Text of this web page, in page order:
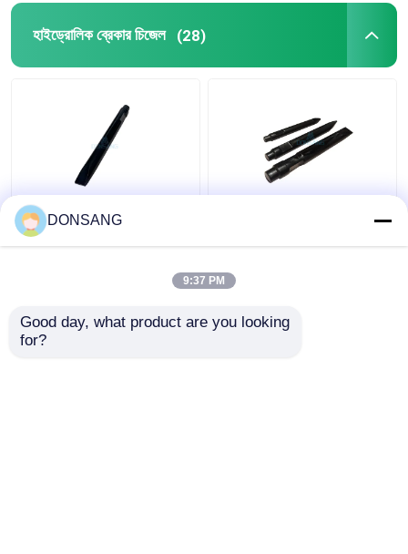
হাইড্রোলিক ব্রেকার চিজেল (28)
40Cr 42Cr 180mm
হাইড্রোলিক রক হ্যামার উইজ
42CrMo হাইড্রোলিক ব্রেকার
হ্যামার DS86
DONSANG
9:37 PM
Good day, what product are you looking
for?